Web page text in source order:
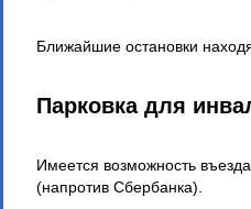
Ближайшие остановки
Парковка для
Имеется возможность
(напротив Сбербанка).